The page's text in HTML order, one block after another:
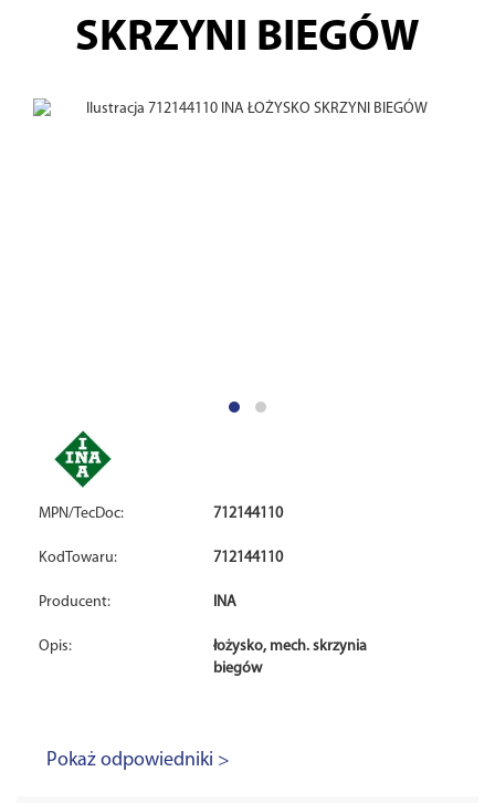
SKRZYNI BIEGÓW
MPN/TecDoc: 712144110
KodTowaru: 712144110
Producent: INA
Opis:
łożysko, mech. skrzynia
biegów
Pokaż odpowiedniki >